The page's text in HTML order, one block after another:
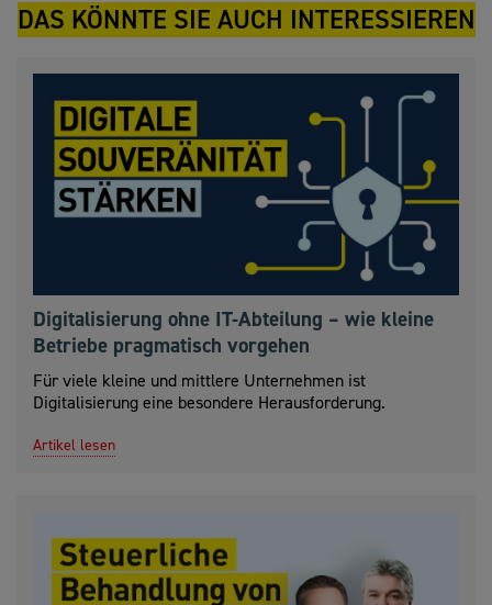
DAS KÖNNTE SIE AUCH INTERESSIEREN
Digitalisierung ohne IT-Abteilung – wie kleine
Betriebe pragmatisch vorgehen
Für viele kleine und mittlere Unternehmen ist
Digitalisierung eine besondere Herausforderung.
Artikel lesen